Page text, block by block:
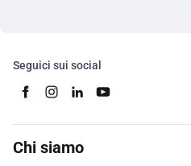
Seguici sui social
Chi siamo